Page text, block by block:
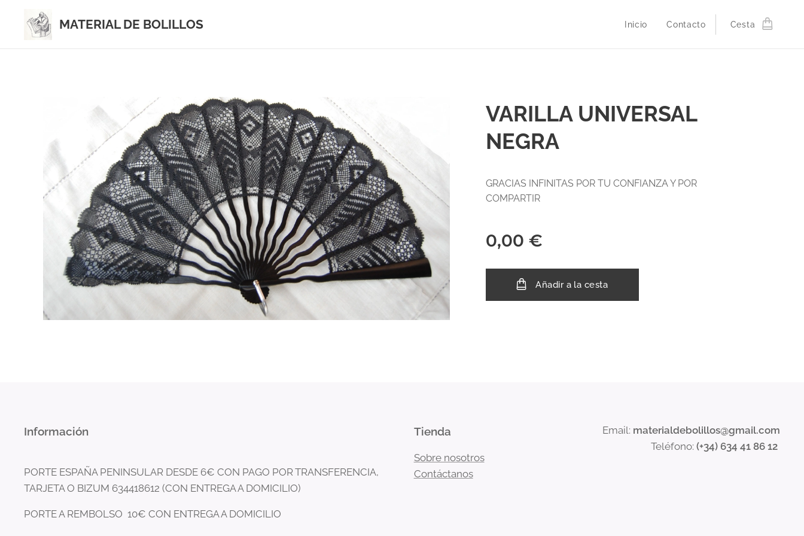
MATERIAL DE BOLILLOS Inicio Contacto Cesta
VARILLA UNIVERSAL
NEGRA
GRACIAS INFINITAS POR TU CONFIANZA Y POR
COMPARTIR
0,00 €
Añadir a la cesta
Información
PORTE ESPAÑA PENINSULAR DESDE 6€ CON PAGO POR TRANSFERENCIA,
TARJETA O BIZUM 634418612 (CON ENTREGA A DOMICILIO)
PORTE A REMBOLSO 10€ CON ENTREGA A DOMICILIO
Tienda
Sobre nosotros
Contáctanos
Email: materialdebolillos@gmail.com
Teléfono: (+34) 634 41 86 12